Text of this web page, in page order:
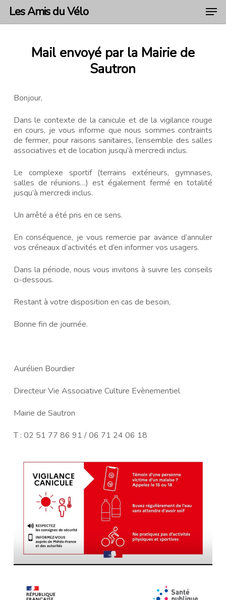
Skip
main
Les Amis du Vélo
Mail envoyé par la Mairie de
Sautron
Bonjour,
Dans le contexte de la canicule et de la vigilance rouge
en cours, je vous informe que nous sommes contraints
de fermer, pour raisons sanitaires, l’ensemble des salles
associatives et de location jusqu’à mercredi inclus.
Le complexe sportif (terrains extérieurs, gymnases,
salles de réunions…) est également fermé en totalité
jusqu’à mercredi inclus.
Un arrêté a été pris en ce sens.
En conséquence, je vous remercie par avance d’annuler
vos créneaux d’activités et d’en informer vos usagers.
Dans la période, nous vous invitons à suivre les conseils
ci-dessous.
Restant à votre disposition en cas de besoin,
Bonne fin de journée.
Aurélien Bourdier
Directeur Vie Associative Culture Evènementiel
Mairie de Sautron
T : 02 51 77 86 91 / 06 71 24 06 18